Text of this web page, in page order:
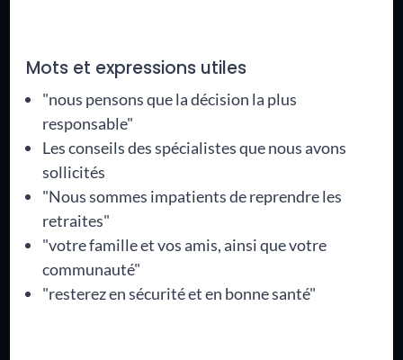
Mots et expressions utiles
"nous pensons que la décision la plus
responsable"
Les conseils des spécialistes que nous avons
sollicités
"Nous sommes impatients de reprendre les
retraites"
"votre famille et vos amis, ainsi que votre
communauté"
"resterez en sécurité et en bonne santé"